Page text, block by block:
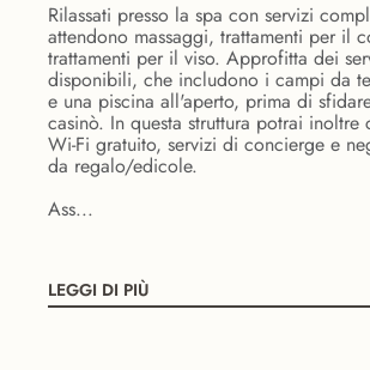
Rilassati presso la spa con servizi
attendono massaggi, trattamenti per il
trattamenti per il viso. Approfitta dei
disponibili, che includono i campi da
e una piscina all'aperto, prima di
casinò. In questa struttura potrai inoltre
Wi-Fi gratuito, servizi di concierge e
da regalo/edicole.
Ass...
LEGGI DI PIÙ